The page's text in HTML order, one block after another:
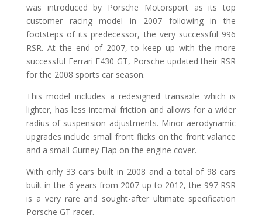
was introduced by Porsche Motorsport as its top
customer racing model in 2007 following in the
footsteps of its predecessor, the very successful 996
RSR. At the end of 2007, to keep up with the more
successful Ferrari F430 GT, Porsche updated their RSR
for the 2008 sports car season.
This model includes a redesigned transaxle which is
lighter, has less internal friction and allows for a wider
radius of suspension adjustments. Minor aerodynamic
upgrades include small front flicks on the front valance
and a small Gurney Flap on the engine cover.
With only 33 cars built in 2008 and a total of 98 cars
built in the 6 years from 2007 up to 2012, the 997 RSR
is a very rare and sought-after ultimate specification
Porsche GT racer.